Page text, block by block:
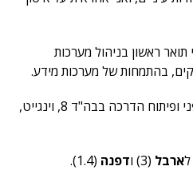
תואר ראשון בניהול מערכות
בהתמחות של מערכות מידע.
בצבא שירתי כקצינת אימון גופני ופיתוח הדרכה בבה"ד 8, וינגייט,
ארבל (3) ו דפנה (1.4).